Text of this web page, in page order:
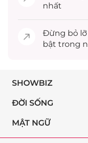
nhất
Đừng bỏ lỡ
bật trong
SHOWBIZ
ĐỜI SỐNG
MẬT NGỮ